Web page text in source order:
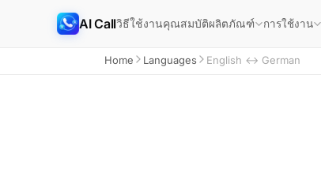
AI Callวิธีใช้งานคุณสมบัติผลิตภัณฑ์ การใช้งาน
Home Languages English ↔ German